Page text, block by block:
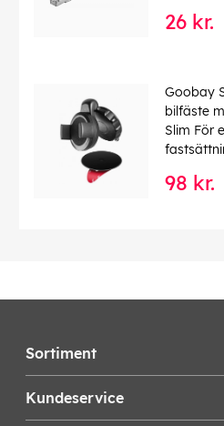
26 kr.
Goobay
bilfäste
Slim För
98 kr.
Sortiment
Kundeservice